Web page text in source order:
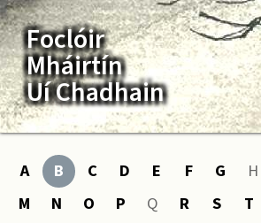
Foclóir
Mháirtín
Uí Chadhain
A B C D E F G H
M
N O P Q R S T